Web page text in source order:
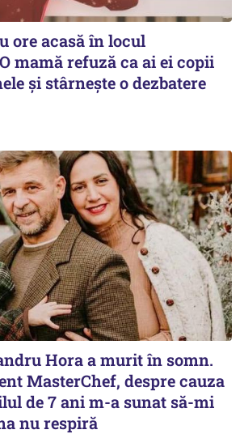
ore acasă în locul
mamă refuză ca ai ei copii
și stârnește o dezbatere
Hora a murit în somn.
MasterChef, despre cauza
de 7 ani m-a sunat să-mi
nu respiră